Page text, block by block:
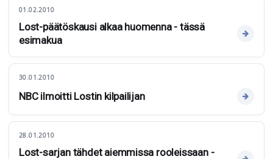
01.02.2010
Lost-päätöskausi alkaa huomenna - tässä
esimakua
30.01.2010
NBC ilmoitti Lostin kilpailijan
28.01.2010
Lost-sarjan tähdet aiemmissa rooleissaan -